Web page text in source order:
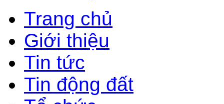
Trang chủ
Giới thiệu
Tin tức
Tin động đất